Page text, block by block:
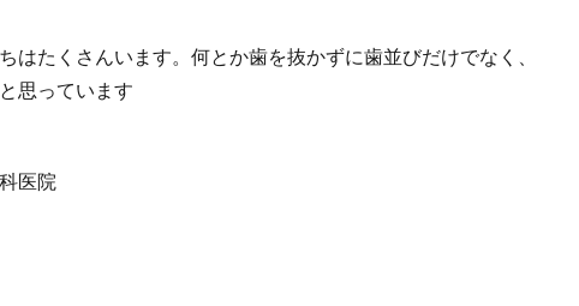
はたくさんいます。何とか歯を抜かずに歯並びだけでなく、
思っています
医院